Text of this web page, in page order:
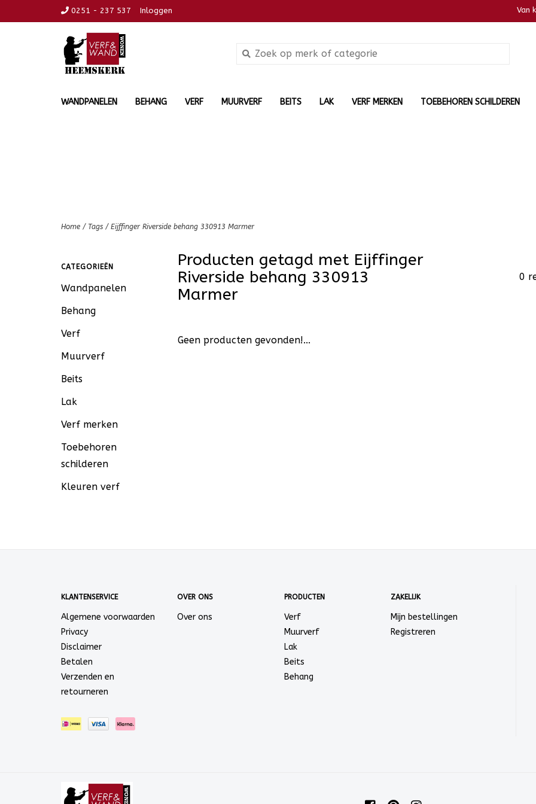
0251 - 237 537 Inloggen Van
WANDPANELEN BEHANG VERF MUURVERF BEITS LAK VERF MERKEN TOEBEHOREN SCHILDEREN
Home / Tags / Eijffinger Riverside behang 330913 Marmer
CATEGORIEËN
Wandpanelen
Behang
Verf
Muurverf
Beits
Lak
Verf merken
Toebehoren
schilderen
Kleuren verf
Producten getagd met Eijffinger
Riverside behang 330913
Marmer
0
Geen producten gevonden!...
KLANTENSERVICE
Algemene voorwaarden
Privacy
Disclaimer
Betalen
Verzenden en
retourneren
OVER ONS
Over ons
PRODUCTEN
Verf
Muurverf
Lak
Beits
Behang
ZAKELIJK
Mijn bestellingen
Registreren